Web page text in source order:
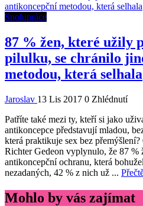
Spolupráce
87 % žen, které užily
pilulku, se chránilo
metodou, která selhala
Jaroslav 13 Lis 2017 0 Zhlédnutí
Patříte také mezi ty, kteří si jako
antikoncepce představují mladou,
která praktikuje sex bez
Richter Gedeon vyplynulo, že 87 %
antikoncepční ochranu, která
nezadaných, 42 % z nich už ...
Mohlo by vás zajímat